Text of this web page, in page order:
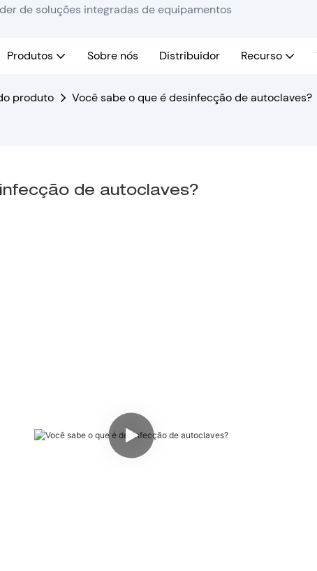
de soluções integradas de equipamentos
Produtos Sobre nós Distribuidor Recurso
produto Você sabe o que é desinfecção de autoclaves?
de autoclaves?